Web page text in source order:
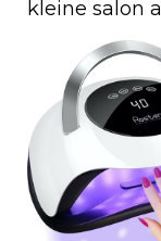
kleine salon